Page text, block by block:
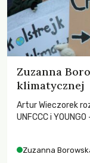
Zuzanna
klimatycznej
Artur Wieczorek
UNFCCC i
Zuzanna